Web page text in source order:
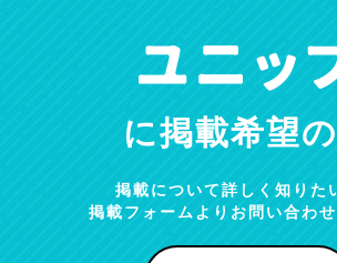
に掲載希望
掲載について詳しく知りた
掲載フォームよりお問い合わせ